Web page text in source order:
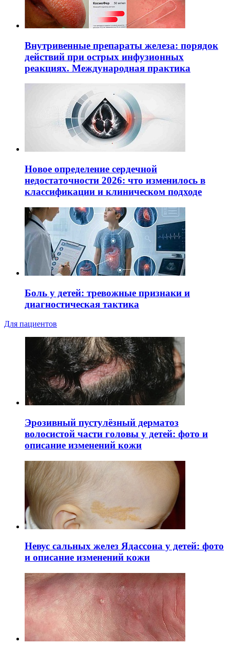
Внутривенные препараты железа: порядок
действий при острых инфузионных
реакциях. Международная практика
Новое определение сердечной
недостаточности 2026: что изменилось в
классификации и клиническом подходе
Боль у детей: тревожные признаки и
диагностическая тактика
Для пациентов
Эрозивный пустулёзный дерматоз
волосистой части головы у детей: фото и
описание изменений кожи
Невус сальных желез Ядассона у детей: фото
и описание изменений кожи